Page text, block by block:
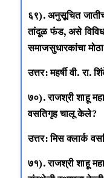
६९). अनुसूचित
तांदूळ फंड, असे
समाजसुधारकांचा
उत्तर: महर्षी वी. रा.
७०). राजश्री शाहू
वसतिगृह चालू केले?
उत्तर: मिस क्लार्क
७१). राजश्री शाहू